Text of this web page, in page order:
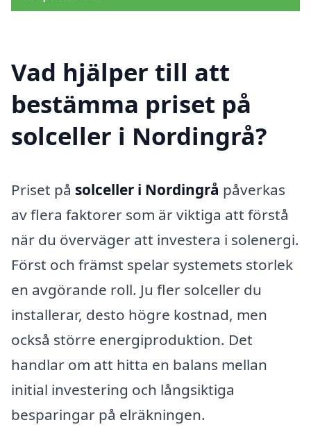
Vad hjälper till att
bestämma priset på
solceller i Nordingrå?
Priset på solceller i Nordingrå påverkas
av flera faktorer som är viktiga att förstå
när du överväger att investera i solenergi.
Först och främst spelar systemets storlek
en avgörande roll. Ju fler solceller du
installerar, desto högre kostnad, men
också större energiproduktion. Det
handlar om att hitta en balans mellan
initial investering och långsiktiga
besparingar på elräkningen.